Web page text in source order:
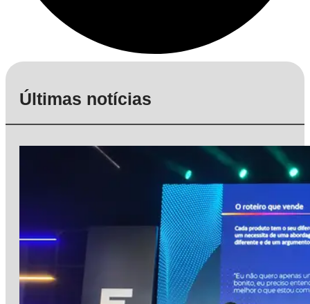
Últimas notícias